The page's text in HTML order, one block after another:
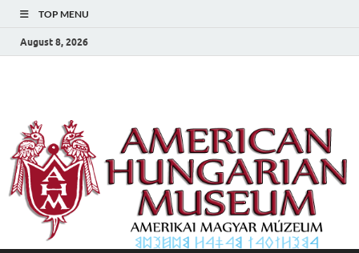
TOP MENU
August 8, 2026
Amerikai Magyar
Múzeum